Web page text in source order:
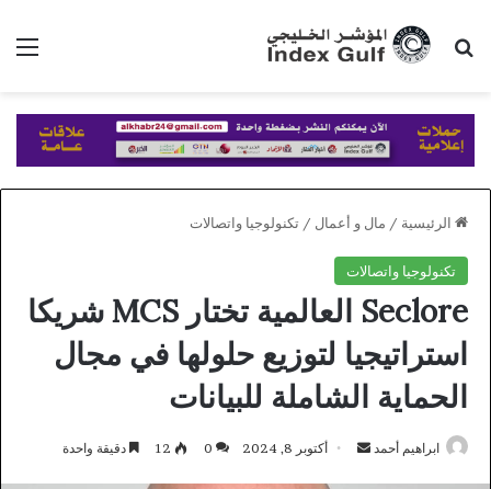
بحث عن
الرئيسية / مال و أعمال / تكنولوجيا واتصالات
تكنولوجيا واتصالات
Seclore العالمية تختار MCS شريكا
استراتيجيا لتوزيع حلولها في مجال
الحماية الشاملة للبيانات
ابراهيم أحمد
أرسل أكتوبر 8, 2024 0
12 دقيقة واحدة